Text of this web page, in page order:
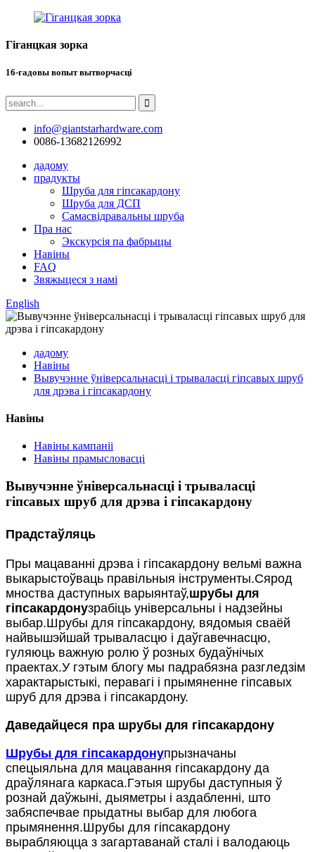
Гіганцкая зорка
16-гадовы вопыт вытворчасці
info@giantstarhardware.com
0086-13682126992
дадому
прадукты
Шруба для гіпсакардону
Шруба для ДСП
Самасвідравальны шруба
Пра нас
Экскурсія па фабрыцы
Навіны
FAQ
Звяжыцеся з намі
English
дадому
Навіны
Вывучэнне ўніверсальнасці і трываласці гіпсавых шруб
для дрэва і гіпсакардону
Навіны
Навіны кампаніі
Навіны прамысловасці
Вывучэнне ўніверсальнасці і трываласці
гіпсавых шруб для дрэва і гіпсакардону
Прадстаўляць
Пры мацаванні дрэва і гіпсакардону вельмі важна
выкарыстоўваць правільныя інструменты.Сярод
мноства даступных варыянтаў,шрубы для
гіпсакардонузрабіць універсальны і надзейны
выбар.Шрубы для гіпсакардону, вядомыя сваёй
найвышэйшай трываласцю і даўгавечнасцю,
гуляюць важную ролю ў розных будаўнічых
праектах.У гэтым блогу мы падрабязна разгледзім
характарыстыкі, перавагі і прымяненне гіпсавых
шруб для дрэва і гіпсакардону.
Даведайцеся пра шрубы для гіпсакардону
Шрубы для гіпсакардонупрызначаны
спецыяльна для мацавання гіпсакардону да
драўлянага каркаса.Гэтыя шрубы даступныя ў
рознай даўжыні, дыяметры і аздабленні, што
забяспечвае прыдатны выбар для любога
прымянення.Шрубы для гіпсакардону
вырабляюцца з загартаванай сталі і валодаюць